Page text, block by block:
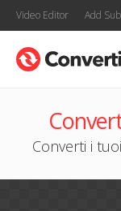
Video Editor Add
Converti i